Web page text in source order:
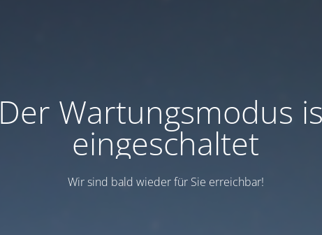
Der Wartungsmodus
eingeschaltet
Wir sind bald wieder für Sie erreichbar!